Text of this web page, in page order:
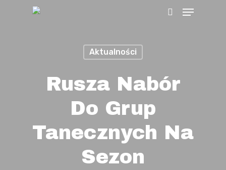
Menu
Aktualności
Rusza Nabór
Do Grup
Tanecznych Na
Sezon